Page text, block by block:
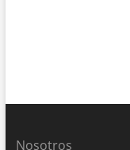
Nosotros